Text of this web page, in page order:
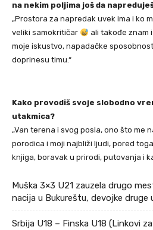
na nekim poljima još da
„Prostora za napredak uvek ima i ko
veliki samokritičar
ali takođe znam
moje iskustvo, napadačke
doprinesu timu.“
Kako provodiš svoje slobodno
utakmica?
„Van terena i svog posla, ono što me
porodica i moji najbliži ljudi, pored
knjiga, boravak u prirodi, putovanja i
Muška 3×3 U21 zauzela drugo
nacija u Bukureštu, devojke druge
Srbija U18 – Finska U18 (Linkovi